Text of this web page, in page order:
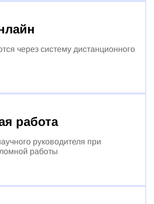
через систему дистанционного
работа
руководителя при
работы